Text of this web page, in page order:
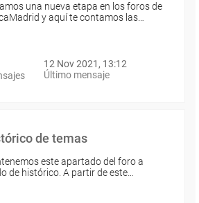
una nueva etapa en los foros de
y aquí te contamos las…
12 Nov 2021, 13:12
Último mensaje
de temas
este apartado del foro a
de histórico. A partir de este…